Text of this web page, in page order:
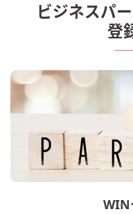
ビジネスパ
登
WIN